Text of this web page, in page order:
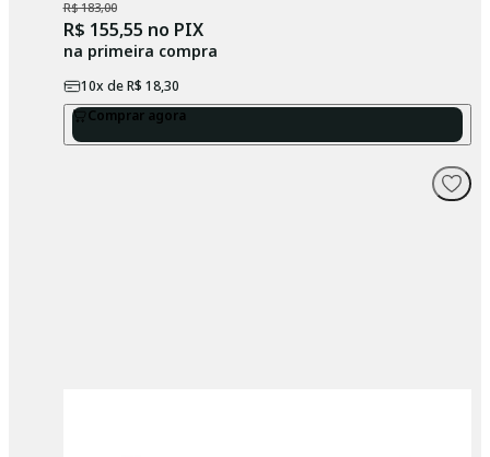
R$ 183,00
R$ 155,55 no PIX
na primeira compra
10x deR$ 18,30
Comprar agora